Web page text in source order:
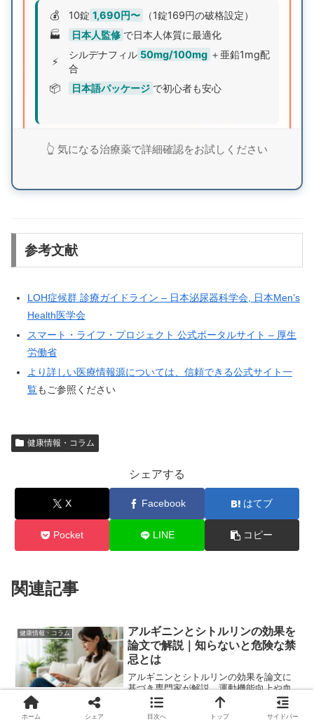
💰 10錠 1,690円〜
（1錠169円の破格設定）
🏭
日本人監修 で日本人体質に最適化
⚡
シルデナフィル 50mg/100mg ＋亜鉛1mg配
合
📦
日本語パッケージ で初心者も安心
業界最安値クラスの価格設定でありながら、日本人
監修による品質と亜鉛配合による相乗効果を実現。
⚡ バルデナエイト：即効性15分の高速効果型
🚀 15分〜30分 で効果実感の即効タイプ
💰
10錠 1,770円〜
レビトラと同成分で最短15分の即効性が特徴。急な
機会にも対応できる頼もしいパートナーです。
バルデナエイトで効果チェック
🕐 タダライト：24時間持続の週末パートナ
ー
24〜36時間
の長時間効果持続
👆 気になる治療薬で詳細確認をお試しください
参考文献
LOH症候群 診療ガイドライン – 日本泌尿器科学会, 日本Men’s
Health医学会
スマート・ライフ・プロジェクト 公式ポータルサイト – 厚生
労働省
より詳しい医療情報源については、信頼できる公式サイト一
覧もご参照ください
健康情報・コラム
シェアする
X Facebook はてブ
Pocket LINE コピー
関連記事
健康情報・コラム
アルギニンとシトルリンの効果を
論文で解説｜知らないと危険な禁
忌とは
アルギニンとシトルリンの効果を論文に
基づき専門家が解説。運動機能向上や血
圧への影響は？一方で「心筋梗塞の既往
歴」など知らないと危険な禁忌も。科学
的根拠と安全性を知りたい方へ。
ホーム シェア 目次へ トップ サイドバー